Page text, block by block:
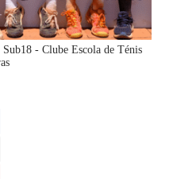
- Clube Escola de Ténis